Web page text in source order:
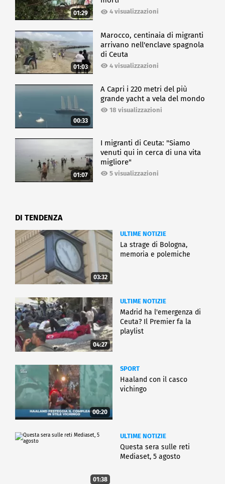
01:29 4 visualizzazioni
01:03
Marocco, centinaia di migranti
arrivano nell'enclave spagnola
di Ceuta
4 visualizzazioni
00:33
A Capri i 220 metri del più
grande yacht a vela del mondo
18 visualizzazioni
01:07
I migranti di Ceuta: "Siamo
venuti qui in cerca di una vita
migliore"
5 visualizzazioni
DI TENDENZA
03:32
ULTIME NOTIZIE
La strage di Bologna,
memoria e polemiche
04:27
ULTIME NOTIZIE
Madrid ha l'emergenza di
Ceuta? Il Premier fa la
playlist
00:20
SPORT
Haaland con il casco
vichingo
01:38
ULTIME NOTIZIE
Questa sera sulle reti
Mediaset, 5 agosto